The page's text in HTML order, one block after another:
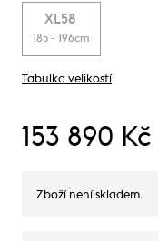
XL58
185 - 196cm
Tabulka velikostí
153 890 Kč
Zboží není skladem.